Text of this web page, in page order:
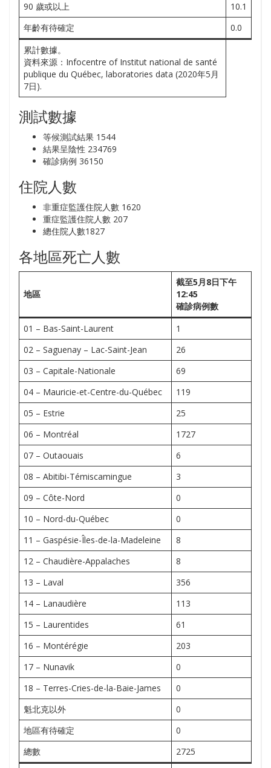
90 歲或以上
10.1
年齡有待確定
0.0
累計數據。
資料來源：Infocentre of Institut national de santé
publique du Québec, laboratories data (2020年5月
7日).
測試數據
等候測試結果 1544
結果呈陰性 234769
確診病例 36150
住院人數
非重症監護住院人數 1620
重症監護住院人數 207
總住院人數1827
各地區死亡人數
地區
截至5月8日下午
12:45
確診病例數
01 – Bas-Saint-Laurent
1
02 – Saguenay – Lac-Saint-Jean
26
03 – Capitale-Nationale
69
04 – Mauricie-et-Centre-du-Québec
119
05 – Estrie
25
06 – Montréal
1727
07 – Outaouais
6
08 – Abitibi-Témiscamingue
3
09 – Côte-Nord
0
10 – Nord-du-Québec
0
11 – Gaspésie-Îles-de-la-Madeleine
8
12 – Chaudière-Appalaches
8
13 – Laval
356
14 – Lanaudière
113
15 – Laurentides
61
16 – Montérégie
203
17 – Nunavik
0
18 – Terres-Cries-de-la-Baie-James
0
魁北克以外
0
地區有待確定
0
總數
2725